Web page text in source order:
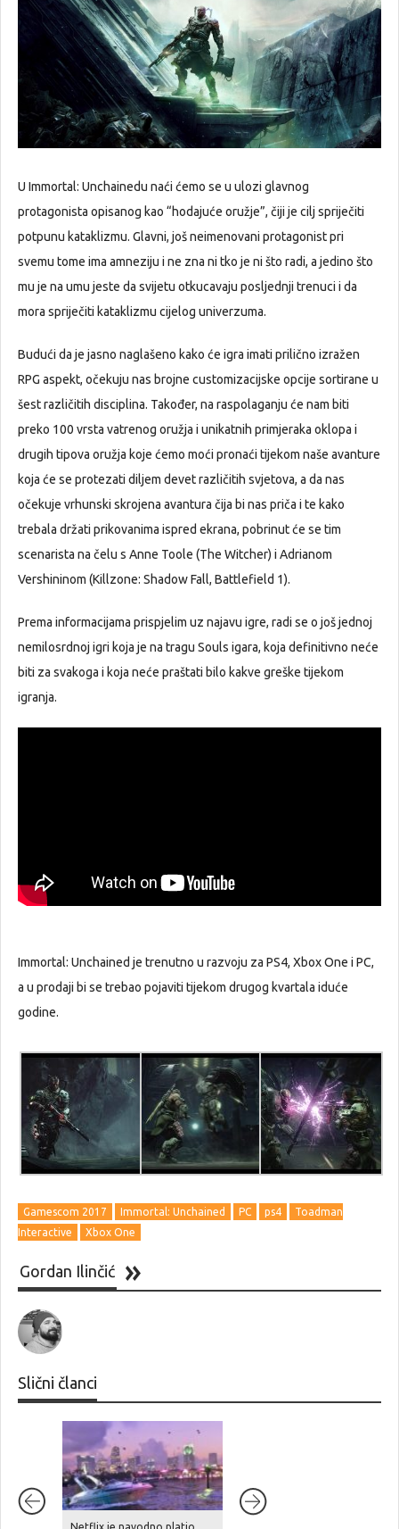
U Immortal: Unchainedu naći ćemo se u ulozi glavnog
protagonista opisanog kao “hodajuće oružje”, čiji je cilj spriječiti
potpunu kataklizmu. Glavni, još neimenovani protagonist pri
svemu tome ima amneziju i ne zna ni tko je ni što radi, a jedino što
mu je na umu jeste da svijetu otkucavaju posljednji trenuci i da
mora spriječiti kataklizmu cijelog univerzuma.
Budući da je jasno naglašeno kako će igra imati prilično izražen
RPG aspekt, očekuju nas brojne customizacijske opcije sortirane u
šest različitih disciplina. Također, na raspolaganju će nam biti
preko 100 vrsta vatrenog oružja i unikatnih primjeraka oklopa i
drugih tipova oružja koje ćemo moći pronaći tijekom naše avanture
koja će se protezati diljem devet različitih svjetova, a da nas
očekuje vrhunski skrojena avantura čija bi nas priča i te kako
trebala držati prikovanima ispred ekrana, pobrinut će se tim
scenarista na čelu s Anne Toole (The Witcher) i Adrianom
Vershininom (Killzone: Shadow Fall, Battlefield 1).
Prema informacijama prispjelim uz najavu igre, radi se o još jednoj
nemilosrdnoj igri koja je na tragu Souls igara, koja definitivno neće
biti za svakoga i koja neće praštati bilo kakve greške tijekom
igranja.
Immortal: Unchained je trenutno u razvoju za PS4, Xbox One i PC,
a u prodaji bi se trebao pojaviti tijekom drugog kvartala iduće
godine.
Gamescom 2017 Immortal: Unchained PC ps4
Toadman
Interactive
Xbox One
Gordan Ilinčić
Slični članci
Netflix je navodno platio